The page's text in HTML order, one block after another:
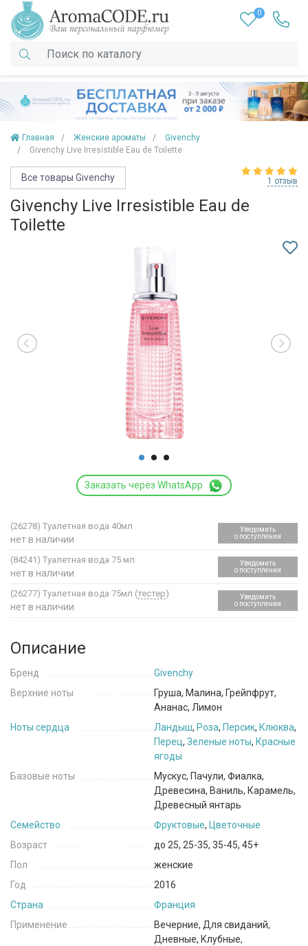
0
Главная Женские ароматы
Givenchy
Givenchy Live Irresistible Eau de Toilette
Все товары Givenchy 1 отзыв
Givenchy Live Irresistible Eau de
Toilette
Заказать через WhatsApp
(26278) Туалетная вода 40мл
нет в наличии
Уведомить
о поступлении
(84241) Туалетная вода 75 мл
нет в наличии
Уведомить
о поступлении
(26277) Туалетная вода 75мл (тестер)
нет в наличии
Уведомить
о поступлении
Описание
Бренд
Givenchy
Верхние ноты
Груша, Малина, Грейпфрут,
Ананас, Лимон
Ноты сердца
Ландыш, Роза, Персик, Клюква,
Перец, Зеленые ноты, Красные
ягоды
Базовые ноты
Мускус, Пачули, Фиалка,
Древесина, Ваниль, Карамель,
Древесный янтарь
Семейство
Фруктовые, Цветочные
Возраст
до 25, 25-35, 35-45, 45+
Пол
женские
Год
2016
Страна
Франция
Применение
Вечерние, Для свиданий,
Дневные, Клубные,